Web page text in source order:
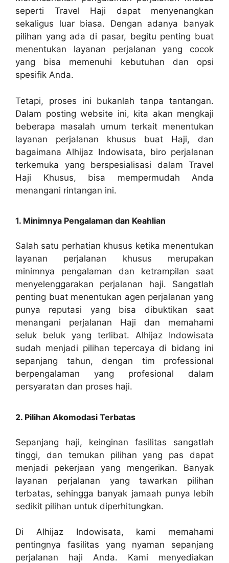
seperti Travel Haji dapat menyenangkan
sekaligus luar biasa. Dengan adanya banyak
pilihan yang ada di pasar, begitu penting buat
menentukan layanan perjalanan yang cocok
yang bisa memenuhi kebutuhan dan opsi
spesifik Anda.
Tetapi, proses ini bukanlah tanpa tantangan.
Dalam posting website ini, kita akan mengkaji
beberapa masalah umum terkait menentukan
layanan perjalanan khusus buat Haji, dan
bagaimana Alhijaz Indowisata, biro perjalanan
terkemuka yang berspesialisasi dalam Travel
Haji Khusus, bisa mempermudah Anda
menangani rintangan ini.
1. Minimnya Pengalaman dan Keahlian
Salah satu perhatian khusus ketika menentukan
layanan perjalanan khusus merupakan
minimnya pengalaman dan ketrampilan saat
menyelenggarakan perjalanan haji. Sangatlah
penting buat menentukan agen perjalanan yang
punya reputasi yang bisa dibuktikan saat
menangani perjalanan Haji dan memahami
seluk beluk yang terlibat. Alhijaz Indowisata
sudah menjadi pilihan tepercaya di bidang ini
sepanjang tahun, dengan tim professional
berpengalaman yang profesional dalam
persyaratan dan proses haji.
2. Pilihan Akomodasi Terbatas
Sepanjang haji, keinginan fasilitas sangatlah
tinggi, dan temukan pilihan yang pas dapat
menjadi pekerjaan yang mengerikan. Banyak
layanan perjalanan yang tawarkan pilihan
terbatas, sehingga banyak jamaah punya lebih
sedikit pilihan untuk diperhitungkan.
Di Alhijaz Indowisata, kami memahami
pentingnya fasilitas yang nyaman sepanjang
perjalanan haji Anda. Kami menyediakan